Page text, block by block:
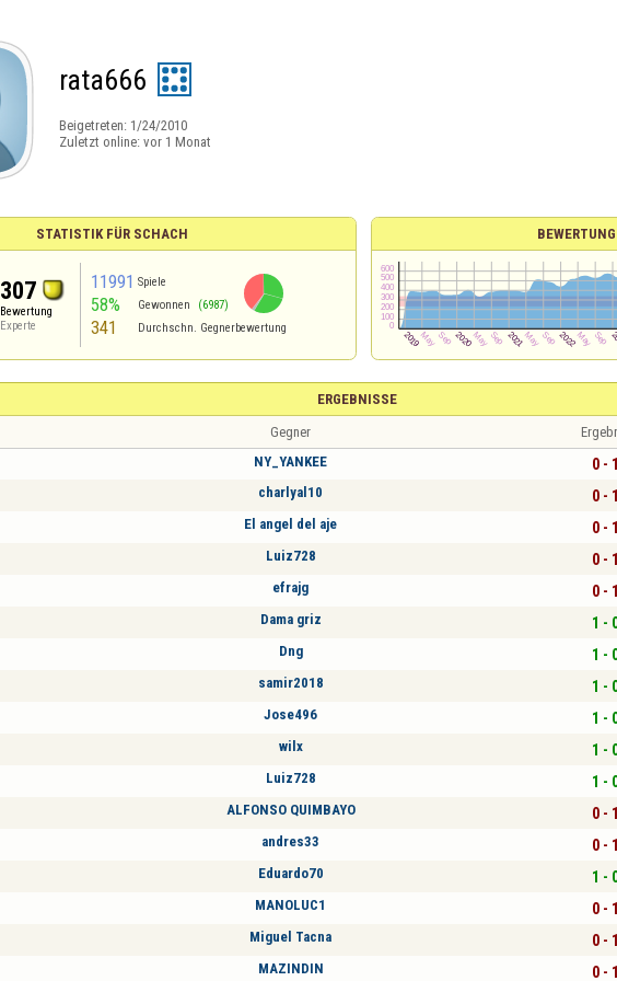
rata666
Beigetreten: 1/24/2010
Zuletzt online: vor 1 Monat
STATISTIK FÜR SCHACH
307
Bewertung
Experte
11991 Spiele
58% Gewonnen (6987)
341 Durchschn. Gegnerbewertung
ERGEBNISSE
Gegner
NY_YANKEE 0 -
charlyal10 0 -
El angel del aje 0 -
Luiz728 0 -
efrajg 0 -
Dama griz 1 -
Dng 1 -
samir2018 1 -
Jose496 1 -
wilx 1 -
Luiz728 1 -
ALFONSO QUIMBAYO 0 -
andres33 0 -
Eduardo70 1 -
MANOLUC1 0 -
Miguel Tacna 0 -
MAZINDIN 0 -